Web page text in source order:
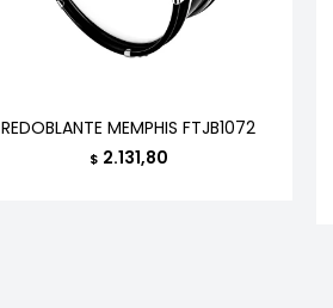
REDOBLANTE MEMPHIS FTJB1072
$ 2.131,80